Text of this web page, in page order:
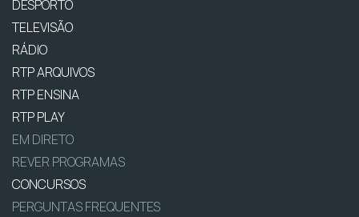
DESPORTO
TELEVISÃO
RÁDIO
RTP ARQUIVOS
RTP ENSINA
RTP PLAY
EM DIRETO
REVER PROGRAMAS
CONCURSOS
PERGUNTAS FREQUENTES